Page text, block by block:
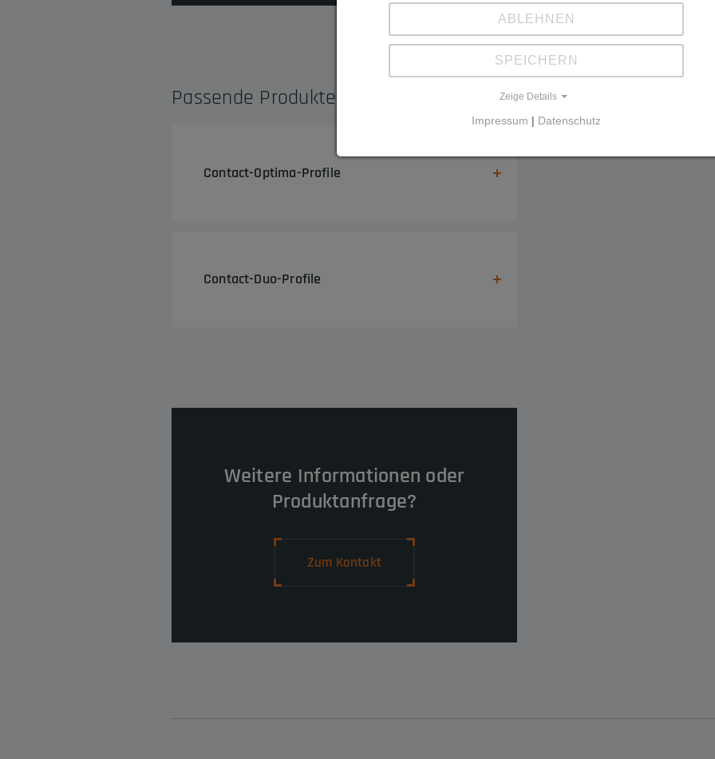
Passende Produkte
Contact-Optima-Profile
Contact-Duo-Profile
Weitere Informationen oder
Produktanfrage?
Zum Kontakt
ABLEHNEN
SPEICHERN
Zeige Details
Impressum | Datenschutz